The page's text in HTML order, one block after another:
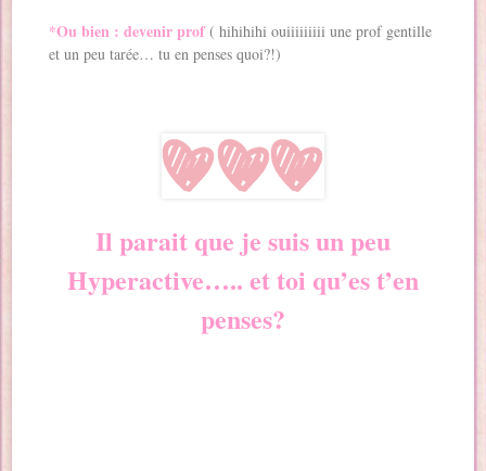
*Ou bien : devenir prof( hihihihi ouiiiiiiiii une prof gentille
et un peu tarée… tu en penses quoi?!)
Il parait que je suis un peu
Hyperactive….. et toi qu’es t’en
penses?